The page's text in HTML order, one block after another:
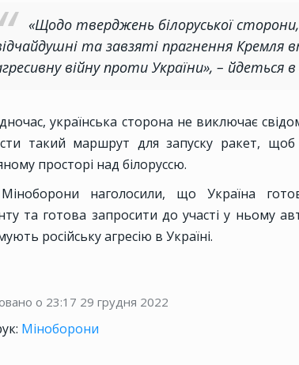
«Щодо тверджень білоруської сторони,
та завзяті прагнення Кремля
війну проти України», – йдеться в
українська сторона не виключає
такий маршрут для запуску ракет, щоб
просторі над білоруссю.
наголосили, що Україна
та готова запросити до участі у ньому
російську агресію в Україні.
о 23:17 29 грудня 2022
Міноборони